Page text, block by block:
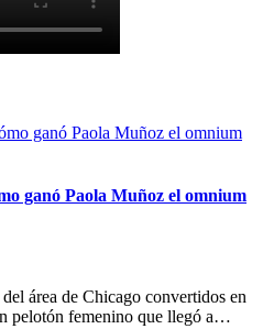
ganó Paola Muñoz el omnium
área de Chicago convertidos en
pelotón femenino que llegó a…